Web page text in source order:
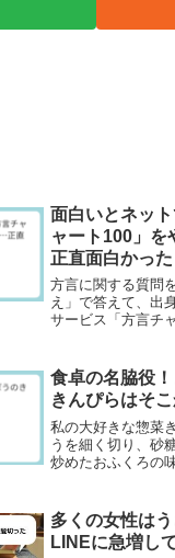
面白いとネッ
ャート100」
正直面白かった
方言に関する質問
え」で答えて、出
サービス「方言チ
食卓の名脇役
きんぴらはそ
私の大好きな惣菜
うを細く切り、砂
炒めたおふくろの
多くの女性は
LINEに急増し